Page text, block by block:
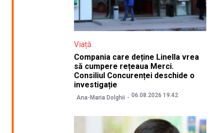
Viață
Compania care deține Linella vrea
să cumpere rețeaua Merci.
Consiliul Concurenței deschide o
investigație
Ana-Maria Dolghii 06.08.2026 19:42